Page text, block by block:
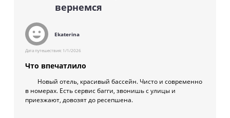
вернемся
Еkaterina
Дата путешествия: 1/1/2026
Что впечатлило
Новый отель, красивый бассейн. Чисто и современно
в номерах. Есть сервис багги, звонишь с улицы и
приезжают, довозят до ресепшена.